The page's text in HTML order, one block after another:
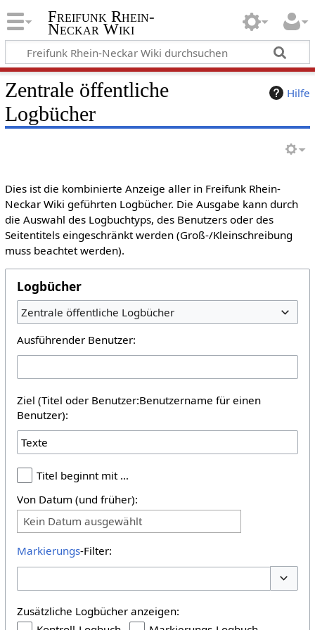
Freifunk Rhein-
Neckar Wiki
Hilfe
Zentrale öffentliche
Logbücher
Dies ist die kombinierte Anzeige aller in Freifunk Rhein-
Neckar Wiki geführten Logbücher. Die Ausgabe kann durch
die Auswahl des Logbuchtyps, des Benutzers oder des
Seitentitels eingeschränkt werden (Groß-/Kleinschreibung
muss beachtet werden).
Logbücher
Zentrale öffentliche Logbücher
Ausführender Benutzer:
Ziel (Titel oder Benutzer:Benutzername für einen
Benutzer):
Titel beginnt mit …
Von Datum (und früher):
Kein Datum ausgewählt
Markierungs-Filter:
Zusätzliche Logbücher anzeigen: